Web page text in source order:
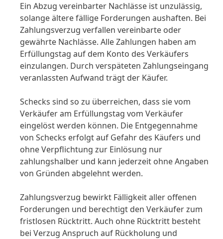
Ein Abzug vereinbarter Nachlässe ist unzulässig,
solange ältere fällige Forderungen aushaften. Bei
Zahlungsverzug verfallen vereinbarte oder
gewährte Nachlässe. Alle Zahlungen haben am
Erfüllungstag auf dem Konto des Verkäufers
einzulangen. Durch verspäteten Zahlungseingang
veranlassten Aufwand trägt der Käufer.
Schecks sind so zu überreichen, dass sie vom
Verkäufer am Erfüllungstag vom Verkäufer
eingelöst werden können. Die Entgegennahme
von Schecks erfolgt auf Gefahr des Käufers und
ohne Verpflichtung zur Einlösung nur
zahlungshalber und kann jederzeit ohne Angaben
von Gründen abgelehnt werden.
Zahlungsverzug bewirkt Fälligkeit aller offenen
Forderungen und berechtigt den Verkäufer zum
fristlosen Rücktritt. Auch ohne Rücktritt besteht
bei Verzug Anspruch auf Rückholung und